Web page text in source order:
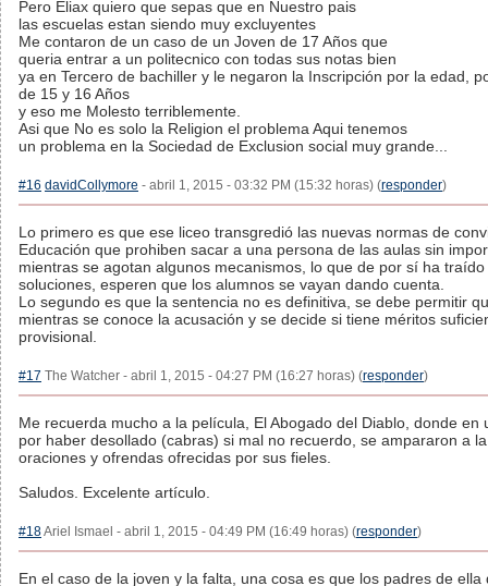
Pero Eliax quiero que sepas que en Nuestro pais
las escuelas estan siendo muy excluyentes
Me contaron de un caso de un Joven de 17 Años que
queria entrar a un politecnico con todas sus notas bien
ya en Tercero de bachiller y le negaron la Inscripción por la edad,
de 15 y 16 Años
y eso me Molesto terriblemente.
Asi que No es solo la Religion el problema Aqui tenemos
un problema en la Sociedad de Exclusion social muy grande...
#16 davidCollymore - abril 1, 2015 - 03:32 PM (15:32 horas) (responder)
Lo primero es que ese liceo transgredió las nuevas normas de
Educación que prohiben sacar a una persona de las aulas sin
mientras se agotan algunos mecanismos, lo que de por sí ha
soluciones, esperen que los alumnos se vayan dando cuenta.
Lo segundo es que la sentencia no es definitiva, se debe permitir
mientras se conoce la acusación y se decide si tiene méritos
provisional.
#17 The Watcher - abril 1, 2015 - 04:27 PM (16:27 horas) (responder)
Me recuerda mucho a la película, El Abogado del Diablo, donde en
por haber desollado (cabras) si mal no recuerdo, se ampararon a
oraciones y ofrendas ofrecidas por sus fieles.
Saludos. Excelente artículo.
#18Ariel Ismael - abril 1, 2015 - 04:49 PM (16:49 horas) (responder)
En el caso de la joven y la falta, una cosa es que los padres de